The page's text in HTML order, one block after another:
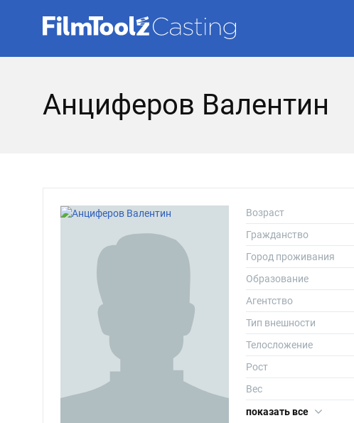
Анциферов Валентин
Возраст
Гражданство
Город проживания
Образование
Агентство
Тип внешности
Телосложение
Рост
Вес
Длина волос
показать все